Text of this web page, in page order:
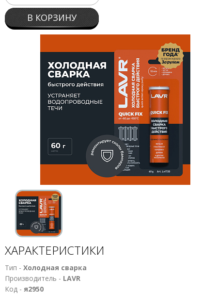
В КОРЗИНУ
ХАРАКТЕРИСТИКИ
Тип - Холодная сварка
Производитель - LAVR
Код - я2950